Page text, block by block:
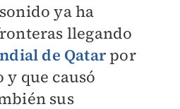
ya ha
llegando
de Qatarpor
que causó
sus